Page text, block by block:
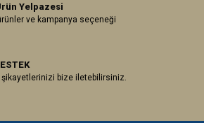
Yelpazesi
ve kampanya seçeneği
şikayetlerinizi bize iletebilirsiniz.